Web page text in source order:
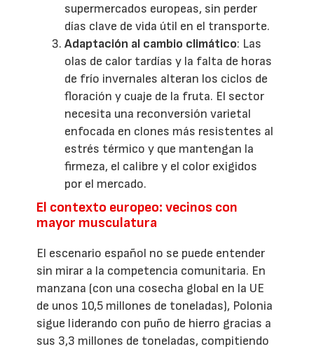
supermercados europeas, sin perder
días clave de vida útil en el transporte.
Adaptación al cambio climático: Las
olas de calor tardías y la falta de horas
de frío invernales alteran los ciclos de
floración y cuaje de la fruta. El sector
necesita una reconversión varietal
enfocada en clones más resistentes al
estrés térmico y que mantengan la
firmeza, el calibre y el color exigidos
por el mercado.
El contexto europeo: vecinos con
mayor musculatura
El escenario español no se puede entender
sin mirar a la competencia comunitaria. En
manzana (con una cosecha global en la UE
de unos 10,5 millones de toneladas), Polonia
sigue liderando con puño de hierro gracias a
sus 3,3 millones de toneladas, compitiendo